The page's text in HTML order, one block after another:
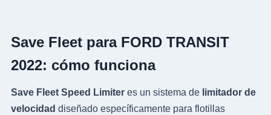
Save Fleet para FORD TRANSIT
2022: cómo funciona
Save Fleet Speed Limiteres un sistema de limitador de
velocidad diseñado específicamente para flotillas